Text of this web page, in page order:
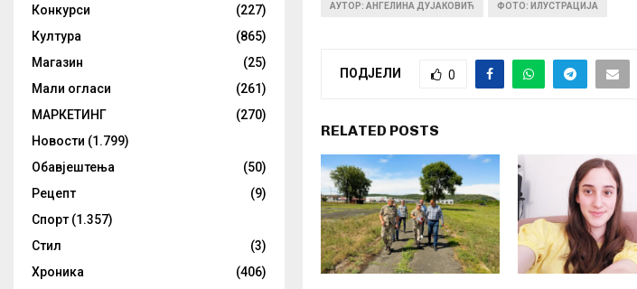
АУТОР: АНГЕЛИНА ДУЈАКОВИЋ ФОТО: ИЛУСТРАЦИЈА
ПОДЈЕЛИ 0
RELATED POSTS
Конкурси
(227)
Култура
(865)
Магазин
(25)
Мали огласи
(261)
МАРКЕТИНГ
(270)
Новости (1.799)
Обавјештења
(50)
Рецепт
(9)
Спорт (1.357)
Стил
(3)
Хроника
(406)